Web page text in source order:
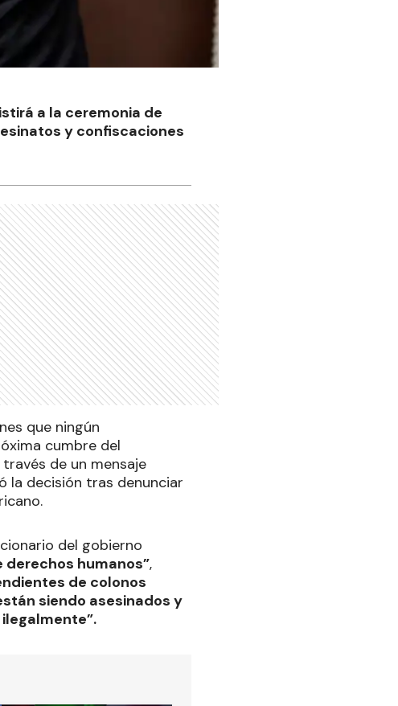
a la ceremonia de
y confiscaciones
que ningún
cumbre del
de un mensaje
la decisión tras denunciar
del gobierno
derechos humanos”,
de colonos
siendo asesinados y